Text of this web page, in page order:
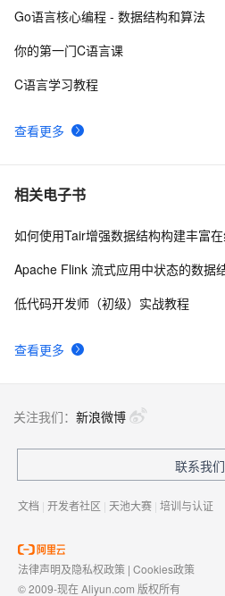
8 C语言杂谈——静态函数
查看更多
Go语言核心编程 - 数据结构和算法
你的第一门C语言课
C语言学习教程
相关电子书
查看更多
如何使用Tair增强数据结构构建丰富
Apache Flink 流式应用中状态的数据
低代码开发师（初级）实战教程
关注我们： 新浪微博
联系我们
文档 | 开发者社区 | 天池大赛 | 培训与认证
法律声明及隐私权政策 | Cookies政策
© 2009-现在 Aliyun.com 版权所有